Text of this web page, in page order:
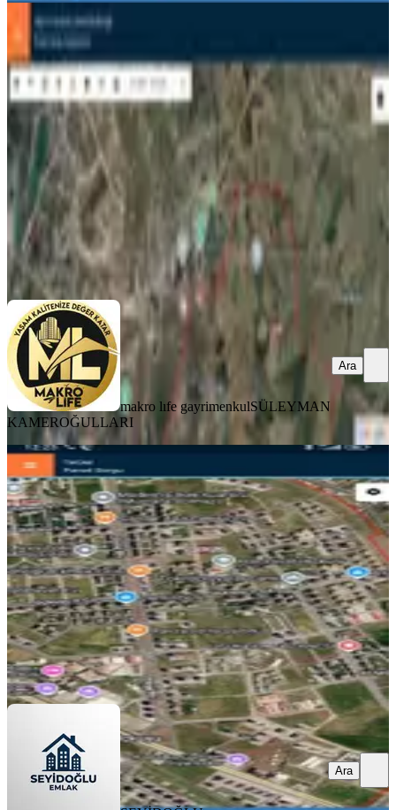
Diyarbakır Sur Karabaş
Yatırımlık Arazi
Diyarbakır, Sur
20000 m²
500/m² ·30.07.2026
makro lıfe gayrimenkul SÜLEYMAN KAMEROĞULLARI
Ara
makro lıfe gayrimenkulSÜLEYMAN
KAMEROĞULLARI
Ara
Araştırma Karşı Satılık
Diyarbakır, Yenişehir
83 m²·12.470/m²·30.07.2026
1.035.000 ₺
SEYİDOĞLU EMLAK Abdurrahman Karacadağ
Ara
Ara